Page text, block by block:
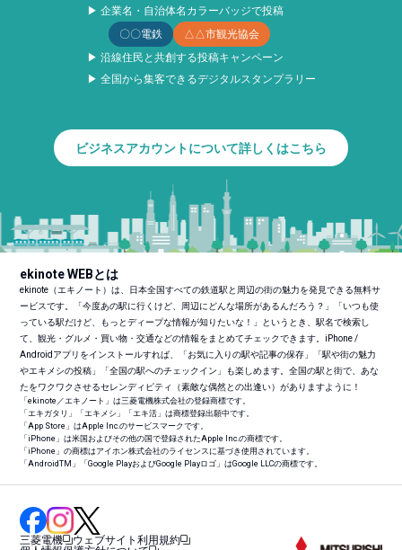
▶ 企業名・自治体名カラーバッジで投稿
〇〇電鉄
△△市観光協会
▶ 沿線住民と共創する投稿キャンペーン
▶ 全国から集客できるデジタルスタンプラリー
ビジネスアカウントについて詳しくはこちら
ekinote WEBとは
ekinote（エキノート）は、日本全国すべての鉄道駅と周辺の街の魅力を発見できる無料サ
ービスです。「今度あの駅に行くけど、周辺にどんな場所があるんだろう？」「いつも使
っている駅だけど、もっとディープな情報が知りたいな！」というとき、駅名で検索し
て、観光・グルメ・買い物・交通などの情報をまとめてチェックできます。iPhone /
Androidアプリをインストールすれば、「お気に入りの駅や記事の保存」「駅や街の魅力
やエキメシの投稿」「全国の駅へのチェックイン」も楽しめます。全国の駅と街で、あな
たをワクワクさせるセレンディピティ（素敵な偶然との出逢い）がありますように！
「ekinote／エキノート」は三菱電機株式会社の登録商標です。
「エキガタリ」「エキメシ」「エキ活」は商標登録出願中です。
「App Store」はApple Inc.のサービスマークです。
「iPhone」は米国およびその他の国で登録されたApple Inc.の商標です。
「iPhone」の商標はアイホン株式会社のライセンスに基づき使用されています。
「AndroidTM 」「Google PlayおよびGoogle Playロゴ」はGoogle LLCの商標です。
三菱電機
ウェブサイト利用規約